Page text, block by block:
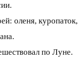
оленя, куропаток,
по Луне.